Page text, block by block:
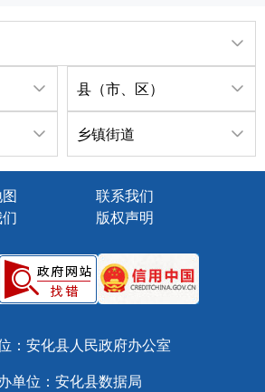
县（市、区）
乡镇街道
联系我们
版权声明
：安化县人民政府办公室
单位：安化县数据局